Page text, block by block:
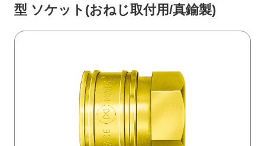
型 ソケット(おねじ取付用/真鍮製)